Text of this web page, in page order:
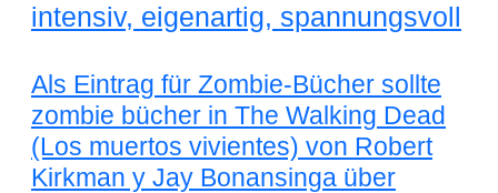
intensiv, eigenartig, spannungsvoll
Als Eintrag für Zombie-Bücher sollte
zombie bücher in The Walking Dead
(Los muertos vivientes) von Robert
Kirkman y Jay Bonansinga über